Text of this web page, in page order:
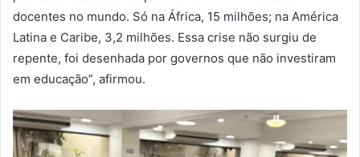
docentes no mundo. Só na África, 15 milhões; na América
Latina e Caribe, 3,2 milhões. Essa crise não surgiu de
repente, foi desenhada por governos que não investiram
em educação”, afirmou.